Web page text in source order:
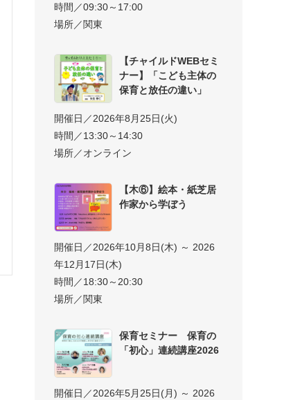
時間／09:30～17:00
場所／関東
【チャイルドWEBセミ
ナー】「こども主体の
保育と放任の違い」
開催日／2026年8月25日(火)
時間／13:30～14:30
場所／オンライン
【木⑥】絵本・紙芝居
作家から学ぼう
開催日／2026年10月8日(木) ～ 2026
年12月17日(木)
時間／18:30～20:30
場所／関東
保育セミナー 保育の
「初心」連続講座2026
開催日／2026年5月25日(月) ～ 2026